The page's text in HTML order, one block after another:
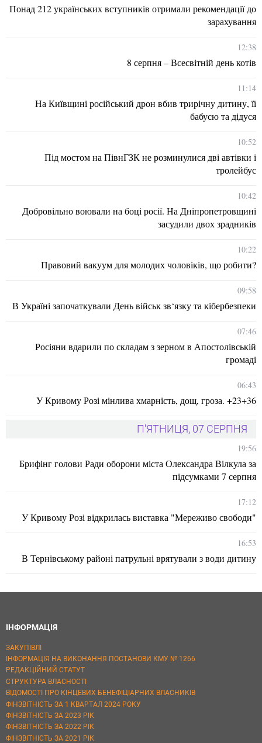
Понад 212 українських вступників отримали рекомендації до
зарахування
12:38
8 серпня – Всесвітній день котів
11:14
На Київщині російський дрон вбив трирічну дитину, її
бабусю та дідуся
10:52
Під мостом на ПівнГЗК не розминулися дві автівки і
тролейбус
10:42
Добровільно воювали на боці росії. На Дніпропетровщині
засудили двох зрадників
10:22
Правовий вакуум для молодих чоловіків, що робити?
09:58
В Україні започаткували День військ зв‘язку та кібербезпеки
07:46
Росіяни вдарили по складам з зерном в Апостолівській
громаді
06:43
У Кривому Розі мінлива хмарність, дощ, гроза. +23+36
П'ЯТНИЦЯ, 07 СЕРПНЯ
19:56
Брифінг голови Ради оборони міста Олександра Вілкула за
підсумками 7 серпня
17:12
У Кривому Розі відкрилась виставка "Мереживо свободи"
16:53
В Тернівському районі патрульні врятували з води дитину
ІНФОРМАЦІЯ
ЗАКУПІВЛІ
ІНФОРМАЦІЯ НА ВИКОНАННЯ ПОСТАНОВИ КМУ № 1266
РЕДАКЦІЙНИЙ СТАТУТ
СТРУКТУРА ВЛАСНОСТІ
ВІДОМОСТІ ПРО КІНЦЕВИХ БЕНЕФІЦІАРНИХ ВЛАСНИКІВ
ФІНЗВІТНІСТЬ ЗА 1 КВАРТАЛ 2024 РОКУ
ФІНЗВІТНІСТЬ ЗА 2023 РІК
ФІНЗВІТНІСТЬ ЗА 2022 РІК
ФІНЗВІТНІСТЬ ЗА 2021 РІК